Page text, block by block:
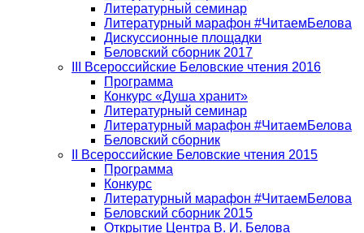
Литературный семинар
Литературный марафон #ЧитаемБелова
Дискуссионные площадки
Беловский сборник 2017
III Всероссийские Беловские чтения 2016
Программа
Конкурс «Душа хранит»
Литературный семинар
Литературный марафон #ЧитаемБелова
Беловский сборник
II Всероссийские Беловские чтения 2015
Программа
Конкурс
Литературный марафон #ЧитаемБелова
Беловский сборник 2015
Открытие Центра В. И. Белова